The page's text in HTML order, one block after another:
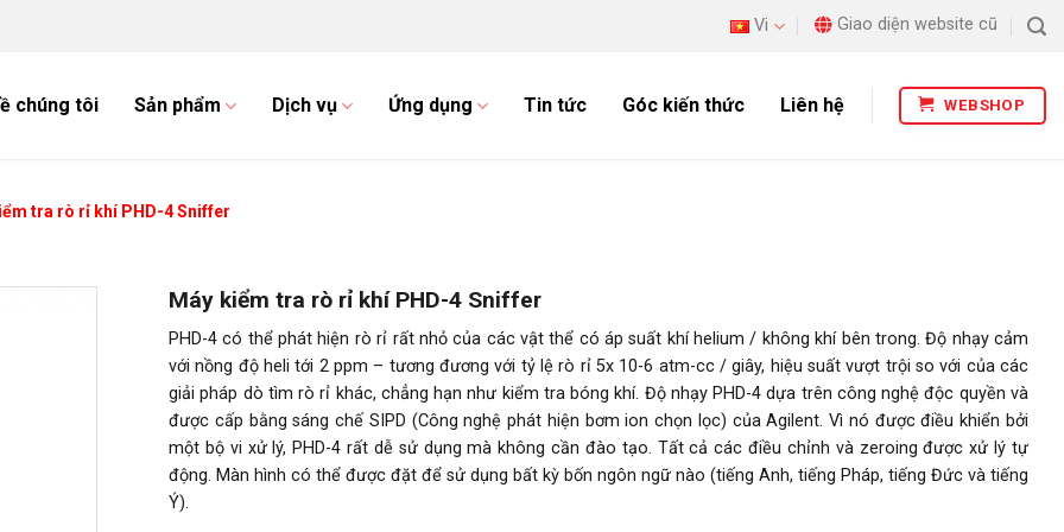
Vi Giao diện website cũ
chúng tôi Sản phẩm Dịch vụ Ứng dụng Tin tức Góc kiến thức Liên hệ WEBSHOP
tra rò rỉ khí PHD-4 Sniffer
Máy kiểm tra rò rỉ khí PHD-4 Sniffer
PHD-4 có thể phát hiện rò rỉ rất nhỏ của các vật thể có áp suất khí helium / không khí bên trong. Độ nhạy cảm
với nồng độ heli tới 2 ppm – tương đương với tỷ lệ rò rỉ 5x 10-6 atm-cc / giây, hiệu suất vượt trội so với của các
giải pháp dò tìm rò rỉ khác, chẳng hạn như kiểm tra bóng khí. Độ nhạy PHD-4 dựa trên công nghệ độc quyền và
được cấp bằng sáng chế SIPD (Công nghệ phát hiện bơm ion chọn lọc) của Agilent. Vì nó được điều khiển bởi
một bộ vi xử lý, PHD-4 rất dễ sử dụng mà không cần đào tạo. Tất cả các điều chỉnh và zeroing được xử lý tự
động. Màn hình có thể được đặt để sử dụng bất kỳ bốn ngôn ngữ nào (tiếng Anh, tiếng Pháp, tiếng Đức và tiếng
Ý).